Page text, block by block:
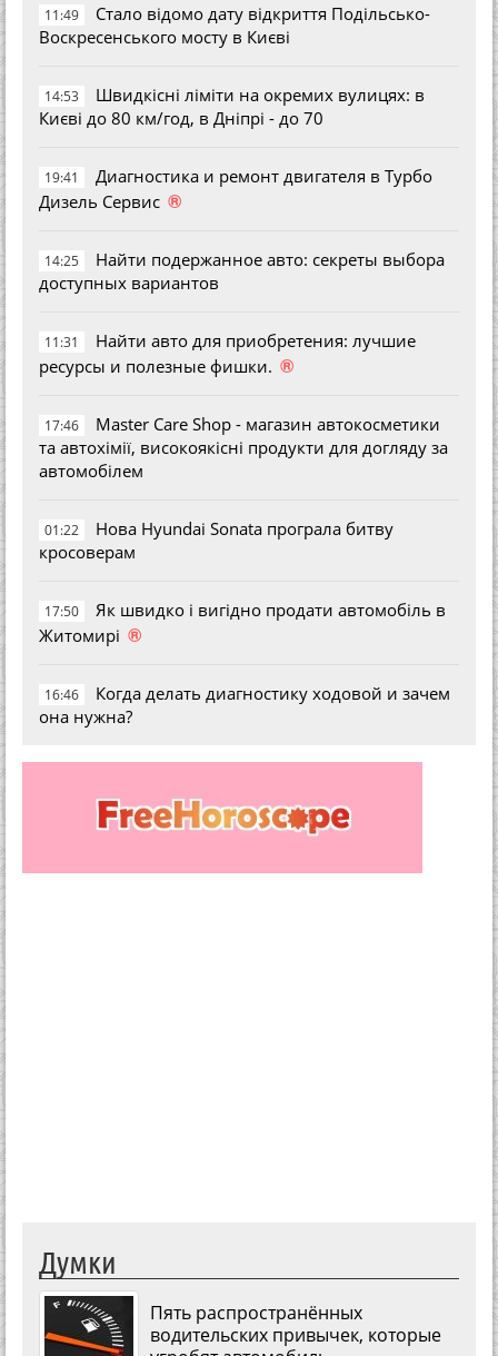
11:49
Стало відомо дату відкриття Подільсько-
Воскресенського мосту в Києві
14:53
Швидкісні ліміти на окремих вулицях: в
Києві до 80 км/год, в Дніпрі - до 70
19:41
Диагностика и ремонт двигателя в Турбо
Дизель Сервис ®
14:25
Найти подержанное авто: секреты выбора
доступных вариантов
11:31
Найти авто для приобретения: лучшие
ресурсы и полезные фишки. ®
17:46
Master Care Shop - магазин автокосметики
та автохімії, високоякісні продукти для догляду за
автомобілем
01:22
Нова Hyundai Sonata програла битву
кросоверам
17:50
Як швидко і вигідно продати автомобіль в
Житомирі ®
16:46
Когда делать диагностику ходовой и зачем
она нужна?
Думки
Пять распространённых
водительских привычек, которые